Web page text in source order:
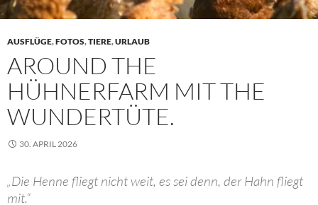
AUSFLÜGE,FOTOS,TIERE,URLAUB
AROUND THE
HÜHNERFARM MIT THE
WUNDERTÜTE.
30. APRIL 2026
„Die Henne fliegt nicht weit, es sei denn, der Hahn fliegt
mit.“